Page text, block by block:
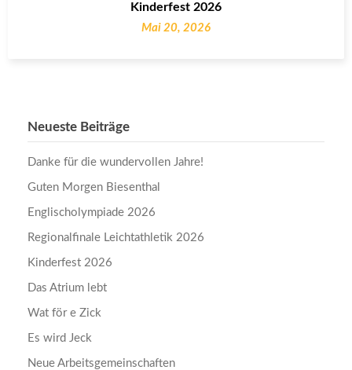
Kinderfest 2026
Mai 20, 2026
Neueste Beiträge
Danke für die wundervollen Jahre!
Guten Morgen Biesenthal
Englischolympiade 2026
Regionalfinale Leichtathletik 2026
Kinderfest 2026
Das Atrium lebt
Wat för e Zick
Es wird Jeck
Neue Arbeitsgemeinschaften